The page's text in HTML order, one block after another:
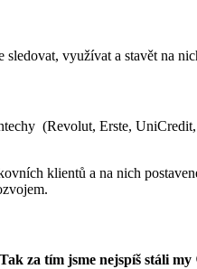
využívat a stavět na
(Revolut, Erste,
klientů a na nich
za tím jsme nejspíš stáli my